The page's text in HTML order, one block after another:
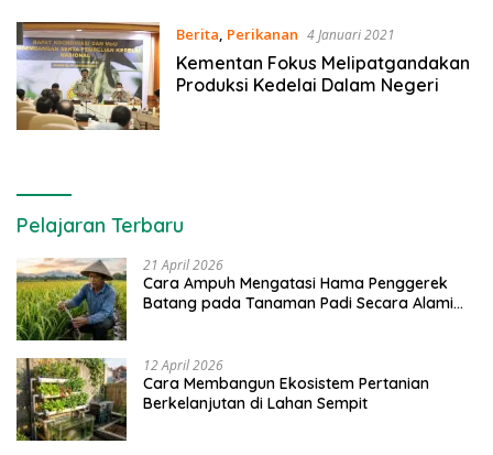
Berita, Perikanan 4 Januari 2021
Kementan Fokus Melipatgandakan
Produksi Kedelai Dalam Negeri
Pelajaran Terbaru
21 April 2026
Cara Ampuh Mengatasi Hama Penggerek
Batang pada Tanaman Padi Secara Alami
12 April 2026
Cara Membangun Ekosistem Pertanian
Berkelanjutan di Lahan Sempit